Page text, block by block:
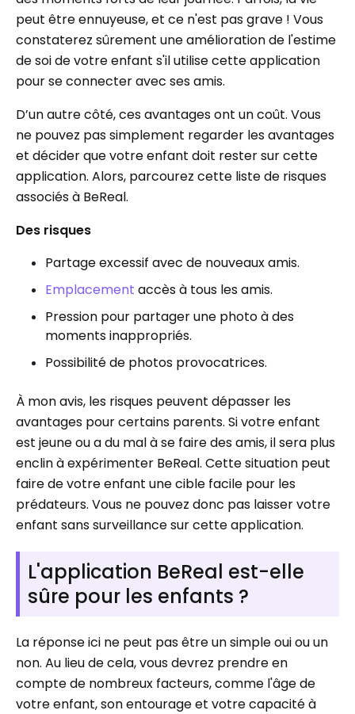
peut être ennuyeuse, et ce n'est pas grave ! Vous
constaterez sûrement une amélioration de l'estime
de soi de votre enfant s'il utilise cette application
pour se connecter avec ses amis.
D’un autre côté, ces avantages ont un coût. Vous
ne pouvez pas simplement regarder les avantages
et décider que votre enfant doit rester sur cette
application. Alors, parcourez cette liste de risques
associés à BeReal.
Des risques
Partage excessif avec de nouveaux amis.
Emplacement accès à tous les amis.
Pression pour partager une photo à des
moments inappropriés.
Possibilité de photos provocatrices.
À mon avis, les risques peuvent dépasser les
avantages pour certains parents. Si votre enfant
est jeune ou a du mal à se faire des amis, il sera plus
enclin à expérimenter BeReal. Cette situation peut
faire de votre enfant une cible facile pour les
prédateurs. Vous ne pouvez donc pas laisser votre
enfant sans surveillance sur cette application.
L'application BeReal est-elle
sûre pour les enfants ?
La réponse ici ne peut pas être un simple oui ou un
non. Au lieu de cela, vous devrez prendre en
compte de nombreux facteurs, comme l'âge de
votre enfant, son entourage et votre capacité à